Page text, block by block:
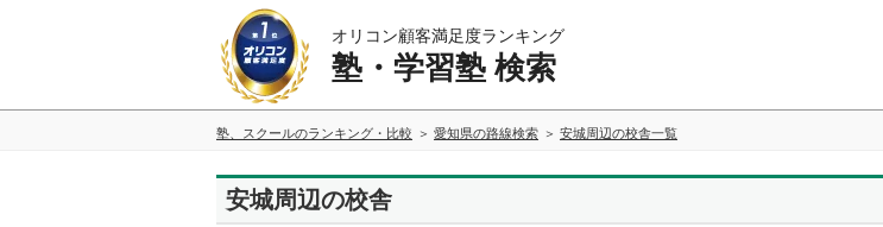
オリコン顧客満足度ランキング
塾・学習塾 検索
塾、スクールのランキング・比較 愛知県の路線検索 安城周辺の校舎一覧
安城周辺の校舎